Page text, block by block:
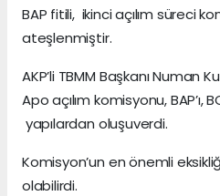
BAP fitili, ikinci açılım süreci
ateşlenmiştir.
AKP’li TBMM Başkanı Numan
Apo açılım komisyonu, BAP’ı,
yapılardan oluşuverdi.
Komisyon’un en önemli
olabilirdi.